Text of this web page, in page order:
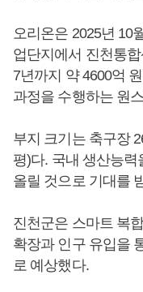
오리온은 2025년 10
업단지에서 진천통
7년까지 약 4600억
과정을 수행하는 원
부지 크기는 축구장
평)다. 국내 생산능력
올릴 것으로 기대를
진천군은 스마트 복
확장과 인구 유입을
로 예상했다.